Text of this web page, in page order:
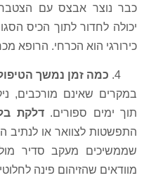
עם הצטברות מוגלה,
לתוך הכיס הסגור ולנקות
הכרחי. הרופא מכריע על בסיס
נמשך הטיפול ומה
מורכבים, ניקוז וטיפול
דלקת בלסת
או לנתיב האוויר –
מעקב סדיר מול ד"ר וולף
פינה לחלוטין ושהשן